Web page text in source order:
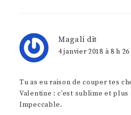
Magali dit
4 janvier 2018 à 8 h
Tu as eu raison de couper tes
Valentine : c’est sublime et plus
Impeccable.